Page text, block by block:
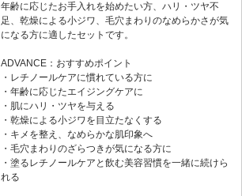
年齢に応じたお手入れを始めたい方、ハリ・ツヤ不
足、乾燥による小ジワ、毛穴まわりのなめらかさが気
になる方に適したセットです。
ADVANCE：おすすめポイント
・レチノールケアに慣れている方に
・年齢に応じたエイジングケアに
・肌にハリ・ツヤを与える
・乾燥による小ジワを目立たなくする
・キメを整え、なめらかな肌印象へ
・毛穴まわりのざらつきが気になる方に
・塗るレチノールケアと飲む美容習慣を一緒に続けら
れる